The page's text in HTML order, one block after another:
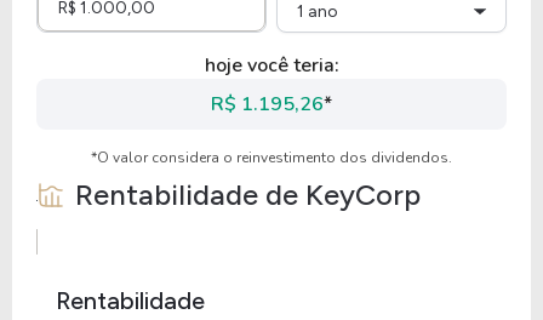
1 ano
hoje você teria:
R$ 1.195,26*
*O valor considera o reinvestimento dos dividendos.
Rentabilidade de KeyCorp
Rentabilidade